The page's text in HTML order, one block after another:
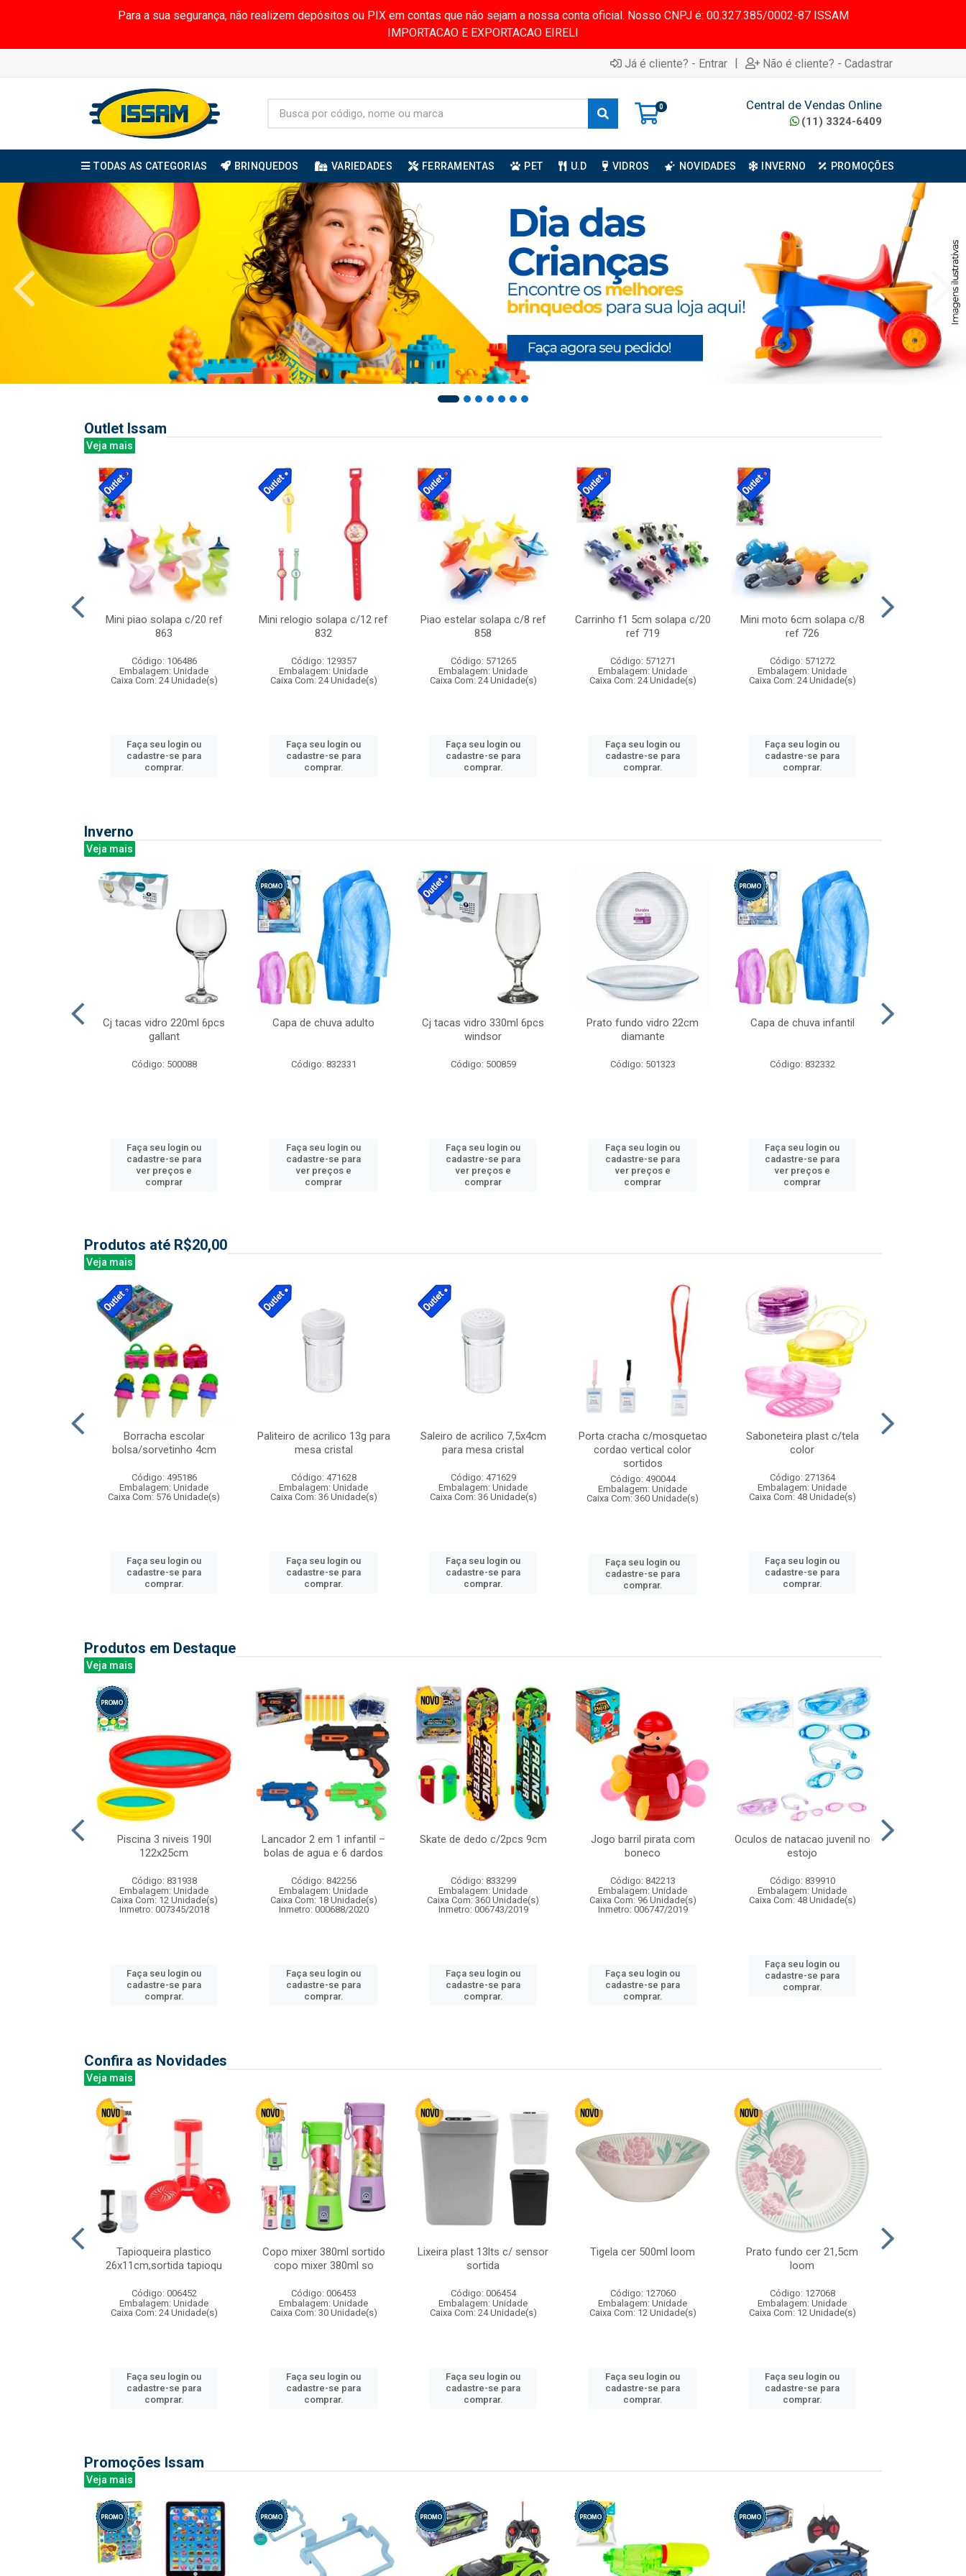
Para a sua segurança, não realizem depósitos ou PIX em contas que não sejam a nossa conta oficial. Nosso CNPJ é: 00.327.385/0002-87 ISSAM
IMPORTACAO E EXPORTACAO EIRELI
Já é cliente? - Entrar | Não é cliente? - Cadastrar
0 Central de Vendas Online
(11) 3324-6409
TODAS AS CATEGORIAS BRINQUEDOS VARIEDADES FERRAMENTAS PET U.D VIDROS NOVIDADES INVERNO PROMOÇÕES
Outlet Issam
Veja mais
Mini piao solapa c/20 ref
863
Código: 106486
Embalagem: Unidade
Caixa Com: 24 Unidade(s)
Faça seu login ou
cadastre-se para
comprar.
Mini relogio solapa c/12 ref
832
Código: 129357
Embalagem: Unidade
Caixa Com: 24 Unidade(s)
Faça seu login ou
cadastre-se para
comprar.
Piao estelar solapa c/8 ref
858
Código: 571265
Embalagem: Unidade
Caixa Com: 24 Unidade(s)
Faça seu login ou
cadastre-se para
comprar.
Carrinho f1 5cm solapa c/20
ref 719
Código: 571271
Embalagem: Unidade
Caixa Com: 24 Unidade(s)
Faça seu login ou
cadastre-se para
comprar.
Mini moto 6cm solapa c/8
ref 726
Código: 571272
Embalagem: Unidade
Caixa Com: 24 Unidade(s)
Faça seu login ou
cadastre-se para
comprar.
Inverno
Veja mais
Cj tacas vidro 220ml 6pcs
gallant
Código: 500088
Faça seu login ou
cadastre-se para
ver preços e
comprar
Capa de chuva adulto
Código: 832331
Faça seu login ou
cadastre-se para
ver preços e
comprar
Cj tacas vidro 330ml 6pcs
windsor
Código: 500859
Faça seu login ou
cadastre-se para
ver preços e
comprar
Prato fundo vidro 22cm
diamante
Código: 501323
Faça seu login ou
cadastre-se para
ver preços e
comprar
Capa de chuva infantil
Código: 832332
Faça seu login ou
cadastre-se para
ver preços e
comprar
Produtos até R$20,00
Veja mais
Borracha escolar
bolsa/sorvetinho 4cm
Código: 495186
Embalagem: Unidade
Caixa Com: 576 Unidade(s)
Faça seu login ou
cadastre-se para
comprar.
Paliteiro de acrilico 13g para
mesa cristal
Código: 471628
Embalagem: Unidade
Caixa Com: 36 Unidade(s)
Faça seu login ou
cadastre-se para
comprar.
Saleiro de acrilico 7,5x4cm
para mesa cristal
Código: 471629
Embalagem: Unidade
Caixa Com: 36 Unidade(s)
Faça seu login ou
cadastre-se para
comprar.
Porta cracha c/mosquetao
cordao vertical color
sortidos
Código: 490044
Embalagem: Unidade
Caixa Com: 360 Unidade(s)
Faça seu login ou
cadastre-se para
comprar.
Saboneteira plast c/tela
color
Código: 271364
Embalagem: Unidade
Caixa Com: 48 Unidade(s)
Faça seu login ou
cadastre-se para
comprar.
Produtos em Destaque
Veja mais
Piscina 3 niveis 190l
122x25cm
Código: 831938
Embalagem: Unidade
Caixa Com: 12 Unidade(s)
Inmetro: 007345/2018
Faça seu login ou
cadastre-se para
comprar.
Lancador 2 em 1 infantil –
bolas de agua e 6 dardos
Código: 842256
Embalagem: Unidade
Caixa Com: 18 Unidade(s)
Inmetro: 000688/2020
Faça seu login ou
cadastre-se para
comprar.
Skate de dedo c/2pcs 9cm
Código: 833299
Embalagem: Unidade
Caixa Com: 360 Unidade(s)
Inmetro: 006743/2019
Faça seu login ou
cadastre-se para
comprar.
Jogo barril pirata com
boneco
Código: 842213
Embalagem: Unidade
Caixa Com: 96 Unidade(s)
Inmetro: 006747/2019
Faça seu login ou
cadastre-se para
comprar.
Oculos de natacao juvenil no
estojo
Código: 839910
Embalagem: Unidade
Caixa Com: 48 Unidade(s)
Faça seu login ou
cadastre-se para
comprar.
Confira as Novidades
Veja mais
Tapioqueira plastico
26x11cm,sortida tapioqu
Código: 006452
Embalagem: Unidade
Caixa Com: 24 Unidade(s)
Faça seu login ou
cadastre-se para
comprar.
Copo mixer 380ml sortido
copo mixer 380ml so
Código: 006453
Embalagem: Unidade
Caixa Com: 30 Unidade(s)
Faça seu login ou
cadastre-se para
comprar.
Lixeira plast 13lts c/ sensor
sortida
Código: 006454
Embalagem: Unidade
Caixa Com: 24 Unidade(s)
Faça seu login ou
cadastre-se para
comprar.
Tigela cer 500ml loom
Código: 127060
Embalagem: Unidade
Caixa Com: 12 Unidade(s)
Faça seu login ou
cadastre-se para
comprar.
Prato fundo cer 21,5cm
loom
Código: 127068
Embalagem: Unidade
Caixa Com: 12 Unidade(s)
Faça seu login ou
cadastre-se para
comprar.
Promoções Issam
Veja mais